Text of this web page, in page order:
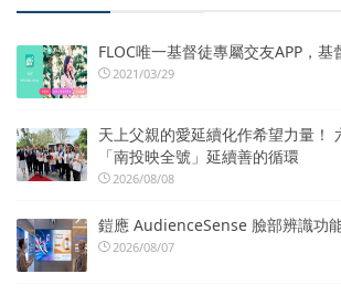
FLOC唯一基督徒專屬交友APP，基
2021/03/29
天上父親的愛延續化作希望力量！
「南投映全號」延續善的循環
2026/08/08
鎧應 AudienceSense 臉部辨識功
2026/08/07